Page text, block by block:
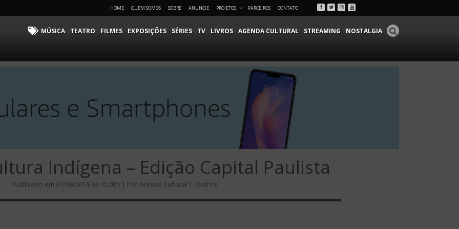
HOME QUEM SOMOS SOBRE ANUNCIE PROJETOS PARCEIROS CONTATO Facebook
Twitter
Instagram
Youtube
MÚSICA TEATRO FILMES EXPOSIÇÕES SÉRIES TV LIVROS AGENDA CULTURAL STREAMING NOSTALGIA
Indígena – Edição Capital Paulista
Publicado em 07/08/2018 às 15:00h | Por Acesso Cultural | Outros